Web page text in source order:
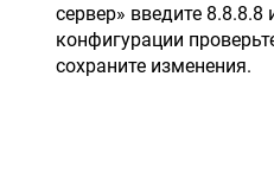
сервер» введите
конфигурации
сохраните изменения.